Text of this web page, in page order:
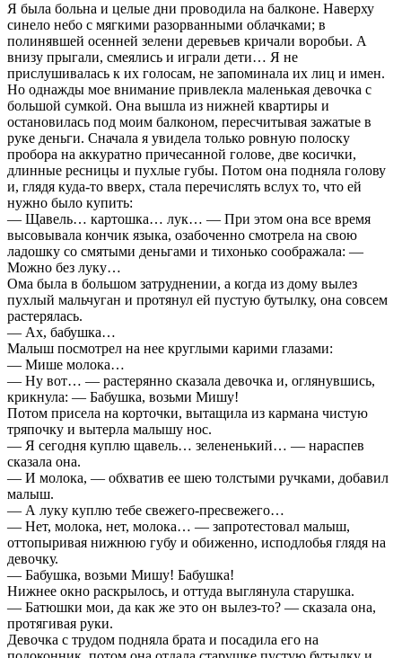
Я была больна и целые дни проводила на балконе. Наверху
синело небо с мягкими разорванными облачками; в
полинявшей осенней зелени деревьев кричали воробьи. А
внизу прыгали, смеялись и играли дети… Я не
прислушивалась к их голосам, не запоминала их лиц и имен.
Но однажды мое внимание привлекла маленькая девочка с
большой сумкой. Она вышла из нижней квартиры и
остановилась под моим балконом, пересчитывая зажатые в
руке деньги. Сначала я увидела только ровную полоску
пробора на аккуратно причесанной голове, две косички,
длинные ресницы и пухлые губы. Потом она подняла голову
и, глядя куда-то вверх, стала перечислять вслух то, что ей
нужно было купить:
— Щавель… картошка… лук… — При этом она все время
высовывала кончик языка, озабоченно смотрела на свою
ладошку со смятыми деньгами и тихонько соображала: —
Можно без луку…
Ома была в большом затруднении, а когда из дому вылез
пухлый мальчуган и протянул ей пустую бутылку, она совсем
растерялась.
— Ах, бабушка…
Малыш посмотрел на нее круглыми карими глазами:
— Мише молока…
— Ну вот… — растерянно сказала девочка и, оглянувшись,
крикнула: — Бабушка, возьми Мишу!
Потом присела на корточки, вытащила из кармана чистую
тряпочку и вытерла малышу нос.
— Я сегодня куплю щавель… зелененький… — нараспев
сказала она.
— И молока, — обхватив ее шею толстыми ручками, добавил
малыш.
— А луку куплю тебе свежего-пресвежего…
— Нет, молока, нет, молока… — запротестовал малыш,
оттопыривая нижнюю губу и обиженно, исподлобья глядя на
девочку.
— Бабушка, возьми Мишу! Бабушка!
Нижнее окно раскрылось, и оттуда выглянула старушка.
— Батюшки мои, да как же это он вылез-то? — сказала она,
протягивая руки.
Девочка с трудом подняла брата и посадила его на